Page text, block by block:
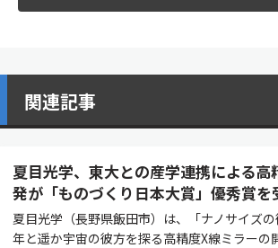
関連記事
夏目光学、東大との産学連携による高
発が「ものづくり日本大賞」優秀賞を
夏目光学（長野県飯田市）は、「ナノサイズ
年と遥か宇宙の彼方を探る高精度X線ミラーの